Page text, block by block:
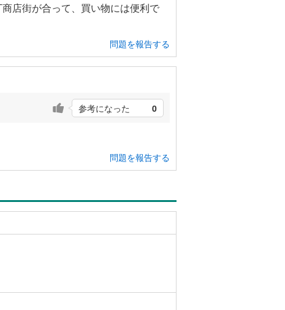
店街が合って、買い物には便利で
問題を報告する
参考になった 0
問題を報告する